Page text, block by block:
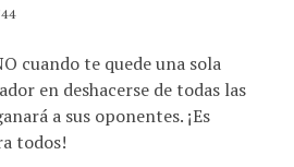
cuando te quede una sola
en deshacerse de todas las
a sus oponentes. ¡Es
todos!